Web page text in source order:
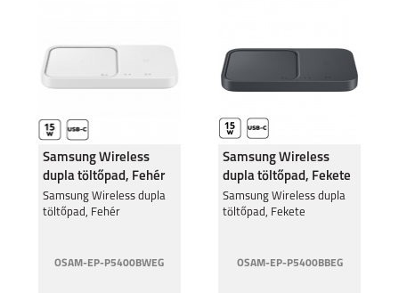
Samsung Wireless
dupla töltőpad, Fehér
Samsung Wireless dupla
töltőpad, Fehér
OSAM-EP-P5400BWEG
Samsung Wireless
dupla töltőpad, Fekete
Samsung Wireless dupla
töltőpad, Fekete
OSAM-EP-P5400BBEG